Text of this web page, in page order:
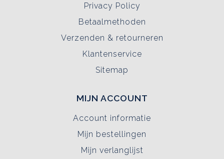
Privacy Policy
Betaalmethoden
Verzenden & retourneren
Klantenservice
Sitemap
MIJN ACCOUNT
Account informatie
Mijn bestellingen
Mijn verlanglijst